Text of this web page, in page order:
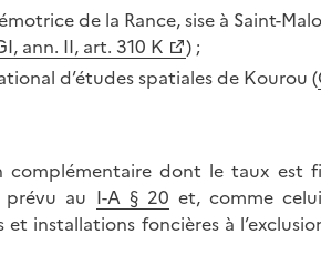
de la Rance, sise à Saint-
ann. II, art. 310 K
) ;
d’études spatiales de Kourou (
complémentaire dont le taux est
prévu au I-A § 20 et, comme
installations foncières à